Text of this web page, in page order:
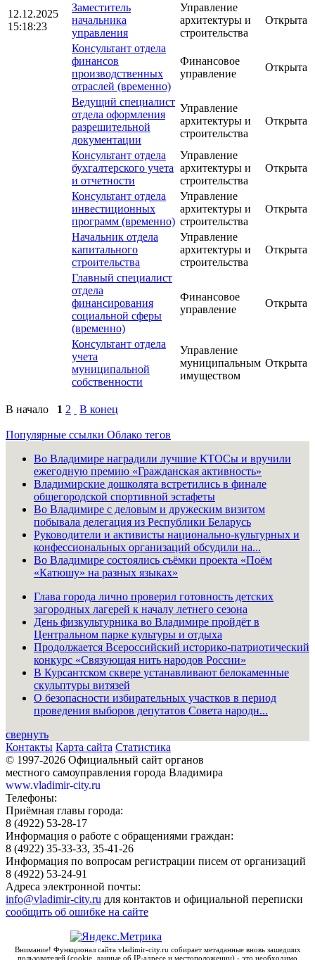
12.12.2025
15:18:23
Заместитель
начальника
управления
Управление
архитектуры и
строительства
Открыта
Консультант отдела
финансов
производственных
отраслей (временно)
Финансовое
управление
Открыта
Ведущий специалист
отдела оформления
разрешительной
документации
Управление
архитектуры и
строительства
Открыта
Консультант отдела
бухгалтерского учета
и отчетности
Управление
архитектуры и
строительства
Открыта
Консультант отдела
инвестиционных
программ (временно)
Управление
архитектуры и
строительства
Открыта
Начальник отдела
капитального
строительства
Управление
архитектуры и
строительства
Открыта
Главный специалист
отдела
финансирования
социальной сферы
(временно)
Финансовое
управление
Открыта
Консультант отдела
учета
муниципальной
собственности
Управление
муниципальным
имуществом
Открыта
В начало 1 2 В конец
Популярные ссылки Облако тегов
Во Владимире наградили лучшие КТОСы и вручили
ежегодную премию «Гражданская активность»
Владимирские дошколята встретились в финале
общегородской спортивной эстафеты
Во Владимире с деловым и дружеским визитом
побывала делегация из Республики Беларусь
Руководители и активисты национально-культурных и
конфессиональных организаций обсудили на...
Во Владимире состоялись съёмки проекта «Поём
«Катюшу» на разных языках»
Глава города лично проверил готовность детских
загородных лагерей к началу летнего сезона
День физкультурника во Владимире пройдёт в
Центральном парке культуры и отдыха
Продолжается Всероссийский историко-патриотический
конкурс «Связующая нить народов России»
В Курсантском сквере устанавливают белокаменные
скульптуры витязей
О безопасности избирательных участков в период
проведения выборов депутатов Совета народн...
свернуть
Контакты Карта сайта Статистика
© 1997-2026 Официальный сайт органов
местного самоуправления города Владимира
www.vladimir-city.ru
Телефоны:
Приёмная главы города:
8 (4922) 53-28-17
Информация о работе с обращениями граждан:
8 (4922) 35-33-33, 35-41-26
Информация по вопросам регистрации писем от организаций
8 (4922) 53-24-91
Адреса электронной почты:
info@vladimir-city.ru для контактов и официальной переписки
сообщить об ошибке на сайте
Внимание! Функционал сайта vladimir-city.ru собирает метаданные вновь зашедших
пользователей (cookie, данные об IP-адресе и местоположении) - это необходимо